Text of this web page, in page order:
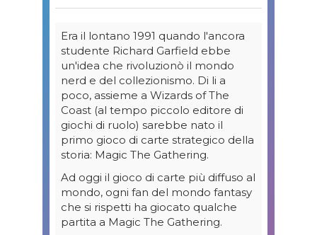
Era il lontano 1991 quando l'ancora
studente Richard Garfield ebbe
un'idea che rivoluzionò il mondo
nerd e del collezionismo. Di li a
poco, assieme a Wizards of The
Coast (al tempo piccolo editore di
giochi di ruolo) sarebbe nato il
primo gioco di carte strategico della
storia: Magic The Gathering.
Ad oggi il gioco di carte più diffuso al
mondo, ogni fan del mondo fantasy
che si rispetti ha giocato qualche
partita a Magic The Gathering.